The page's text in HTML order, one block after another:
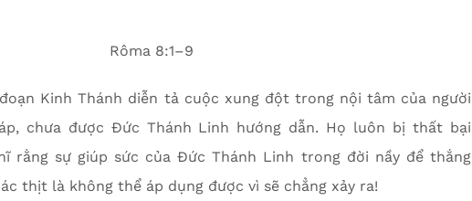
Rôma 8:1–9
Kinh Thánh diễn tả cuộc xung đột trong nội tâm của người
chưa được Đức Thánh Linh hướng dẫn. Họ luôn bị thất bại
rằng sự giúp sức của Đức Thánh Linh trong đời nầy để thắng
thịt là không thể áp dụng được vì sẽ chẳng xảy ra!